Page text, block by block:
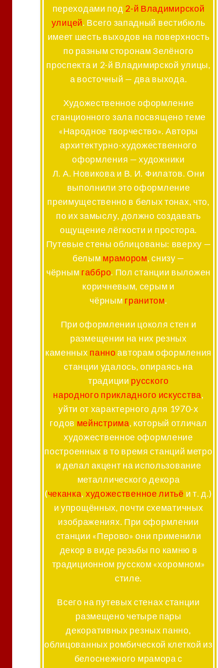
переходами под 2-й Владимирской
улицей. Всего западный вестибюль
имеет шесть выходов на поверхность
по разным сторонам Зелёного
проспекта и 2-й Владимирской улицы,
а восточный — два выхода.
Художественное оформление
станционного зала посвящено теме
«Народное творчество». Авторы
архитектурно-художественного
оформления — художники
Л. А. Новикова и В. И. Филатов. Они
выполнили это оформление
преимущественно в белых тонах, что,
по их замыслу, должно создавать
ощущение лёгкости и простора.
Путевые стены облицованы: вверху —
белым мрамором, снизу —
чёрным габбро. Пол станции выложен
коричневым, серым и
чёрным гранитом.
При оформлении цоколя стен и
размещении на них резных
каменных панноавторам оформления
станции удалось, опираясь на
традиции русского
народного прикладного искусства,
уйти от характерного для 1970-х
годов мейнстрима, который отличал
художественное оформление
построенных в то время станций метро
и делал акцент на использование
металлического декора
(чеканка, художественное литьё и т. д.)
и упрощённых, почти схематичных
изображениях. При оформлении
станции «Перово» они применили
декор в виде резьбы по камню в
традиционном русском «хоромном»
стиле.
Всего на путевых стенах станции
размещено четыре пары
декоративных резных панно,
облицованных ромбической клеткой из
белоснежного мрамора с